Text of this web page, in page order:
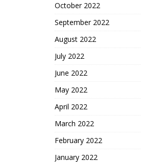
October 2022
September 2022
August 2022
July 2022
June 2022
May 2022
April 2022
March 2022
February 2022
January 2022